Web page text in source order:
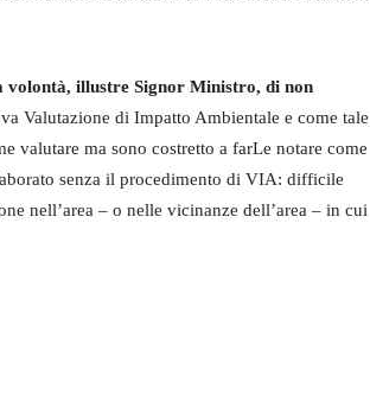
volontà, illustre Signor Ministro, di non
Valutazione di Impatto Ambientale e come tale
valutare ma sono costretto a farLe notare come
senza il procedimento di VIA: difficile
nell’area – o nelle vicinanze dell’area – in cui